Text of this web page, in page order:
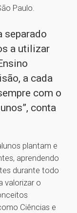
Paulo.
separado
a utilizar
a cada
com o
conta
plantam e
aprendendo
durante todo
valorizar o
Ciências e